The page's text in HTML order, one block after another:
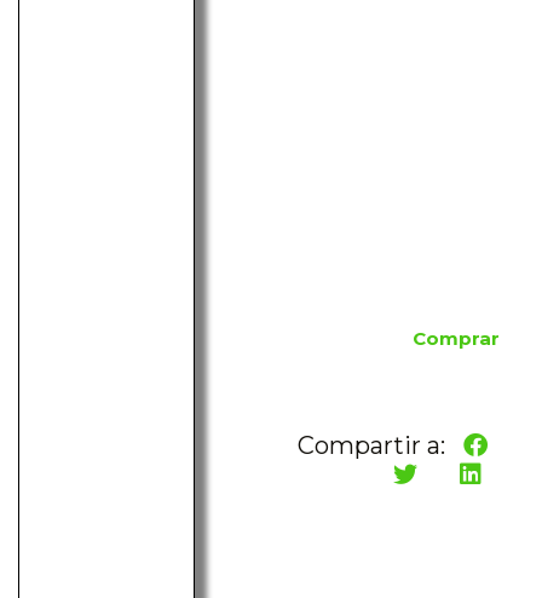
Comprar
Compartir a: